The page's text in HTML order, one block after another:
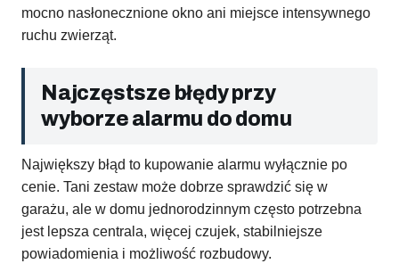
mocno nasłonecznione okno ani miejsce intensywnego
ruchu zwierząt.
Najczęstsze błędy przy
wyborze alarmu do domu
Największy błąd to kupowanie alarmu wyłącznie po
cenie. Tani zestaw może dobrze sprawdzić się w
garażu, ale w domu jednorodzinnym często potrzebna
jest lepsza centrala, więcej czujek, stabilniejsze
powiadomienia i możliwość rozbudowy.